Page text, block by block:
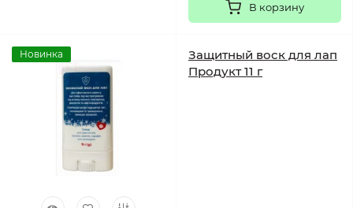
В корзину
Новинка
Защитный воск для лап
Продукт 11 г